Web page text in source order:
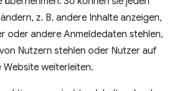
z. B. andere Inhalte anzeigen,
oder andere Anmeldedaten stehlen,
Nutzern stehlen oder Nutzer auf
Website weiterleiten.